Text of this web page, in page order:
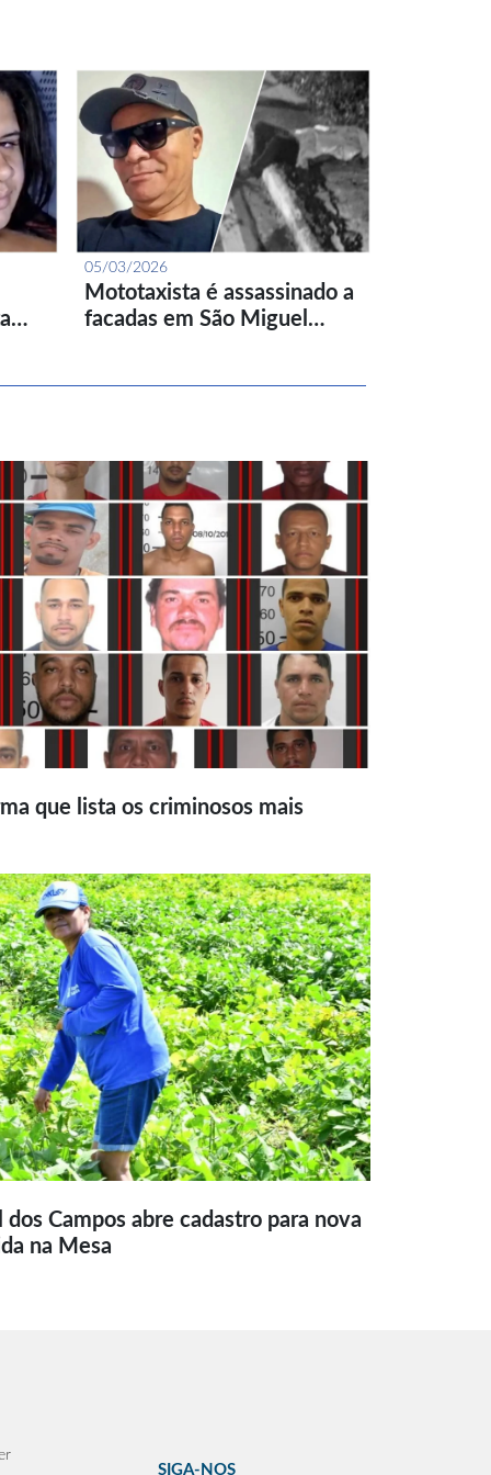
05/03/2026
Mototaxista é assassinado a
facadas em São Miguel…
que lista os criminosos mais
Campos abre cadastro para nova
na Mesa
SIGA-NOS